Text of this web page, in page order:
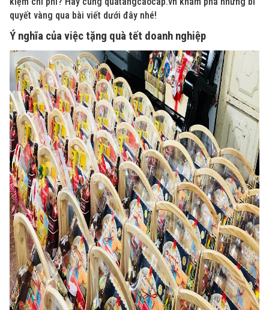
quyết vàng qua bài viết dưới đây nhé!
Ý nghĩa của việc tặng quà tết doanh nghiệp